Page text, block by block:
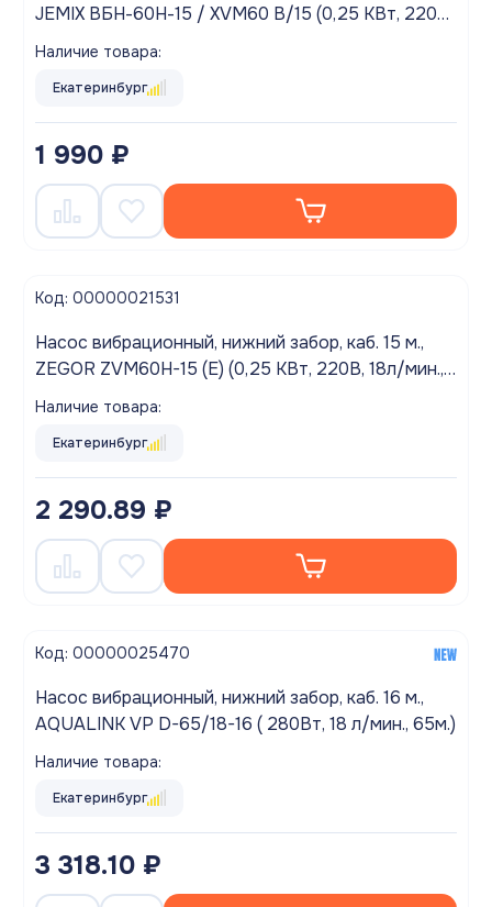
JEMIX ВБН-60Н-15 / XVM60 В/15 (0,25 КВт, 220В,
20л/мин., 60м.)
Наличие товара:
Екатеринбург
1 990 ₽
Код: 00000021531
Насос вибрационный, нижний забор, каб. 15 м.,
ZEGOR ZVM60H-15 (Е) (0,25 КВт, 220В, 18л/мин.,
60м.)
Наличие товара:
Екатеринбург
2 290.89 ₽
Код: 00000025470
Насос вибрационный, нижний забор, каб. 16 м.,
AQUALINK VP D-65/18-16 ( 280Вт, 18 л/мин., 65м.)
Наличие товара:
Екатеринбург
3 318.10 ₽